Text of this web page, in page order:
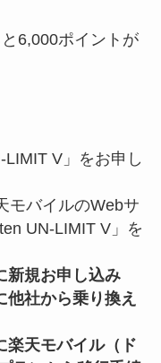
6,000ポイントが
V」をお申し
モバイルのWebサ
UN-LIMIT V」を
新規お申し込み
社から乗り換え
天モバイル（ド